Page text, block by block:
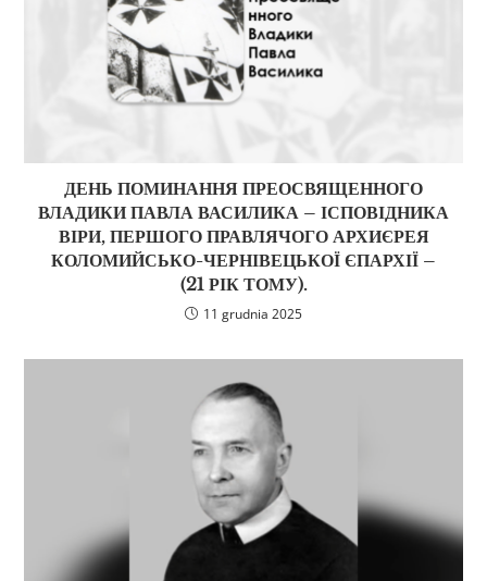
ДЕНЬ ПОМИНАННЯ ПРЕОСВЯЩЕННОГО
ВЛАДИКИ ПАВЛА ВАСИЛИКА – ІСПОВІДНИКА
ВІРИ, ПЕРШОГО ПРАВЛЯЧОГО АРХИЄРЕЯ
КОЛОМИЙСЬКО-ЧЕРНІВЕЦЬКОЇ ЄПАРХІЇ –
(21 РІК ТОМУ).
11 grudnia 2025